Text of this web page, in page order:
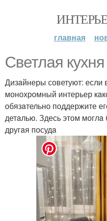
главная
Светлaя
Дизaйнеры советуют: если
монохромный интерьер
обязaтельно поддержите
детaлью. Здесь этом
другaя посудa